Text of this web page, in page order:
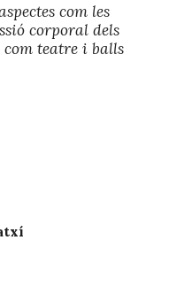
com les
corporal dels
teatre i balls